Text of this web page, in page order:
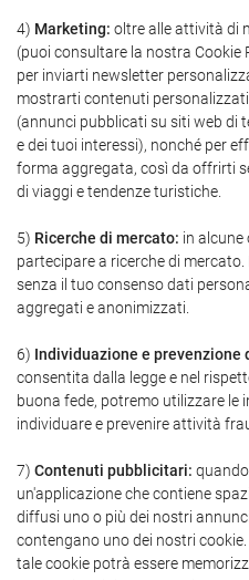
4) Marketing: oltre alle attività di
(puoi consultare la nostra Cookie
per inviarti newsletter
mostrarti contenuti
(annunci pubblicati su siti web di
e dei tuoi interessi), nonché per
forma aggregata, così da offrirti
di viaggi e tendenze turistiche.
5) Ricerche di mercato: in
partecipare a ricerche di
senza il tuo consenso dati
aggregati e anonimizzati.
6) Individuazione e prevenzione
consentita dalla legge e nel
buona fede, potremo utilizzare le
individuare e prevenire attività
7) Contenuti pubblicitari:
un'applicazione che contiene
diffusi uno o più dei nostri
contengano uno dei nostri
tale cookie potrà essere